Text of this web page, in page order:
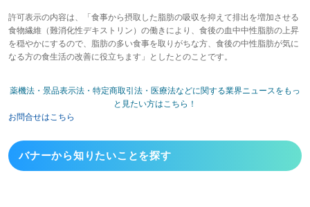
許可表示の内容は、「食事から摂取した脂肪の吸収を抑えて排出を増加させる
食物繊維（難消化性デキストリン）の働きにより、食後の血中中性脂肪の上昇
を穏やかにするので、脂肪の多い食事を取りがちな方、食後の中性脂肪が気に
なる方の食生活の改善に役立ちます」としたとのことです。
薬機法・景品表示法・特定商取引法・医療法などに関する業界ニュースをもっ
と見たい方はこちら！
お問合せはこちら
バナーから知りたいことを探す